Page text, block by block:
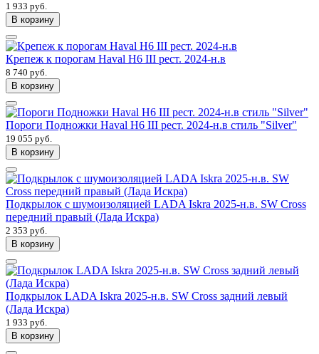
1 933 руб.
В корзину
Крепеж к порогам Haval H6 III рест. 2024-н.в
8 740 руб.
В корзину
Пороги Подножки Haval H6 III рест. 2024-н.в стиль "Silver"
19 055 руб.
В корзину
Подкрылок с шумоизоляцией LADA Iskra 2025-н.в. SW Cross
передний правый (Лада Искра)
2 353 руб.
В корзину
Подкрылок LADA Iskra 2025-н.в. SW Cross задний левый
(Лада Искра)
1 933 руб.
В корзину